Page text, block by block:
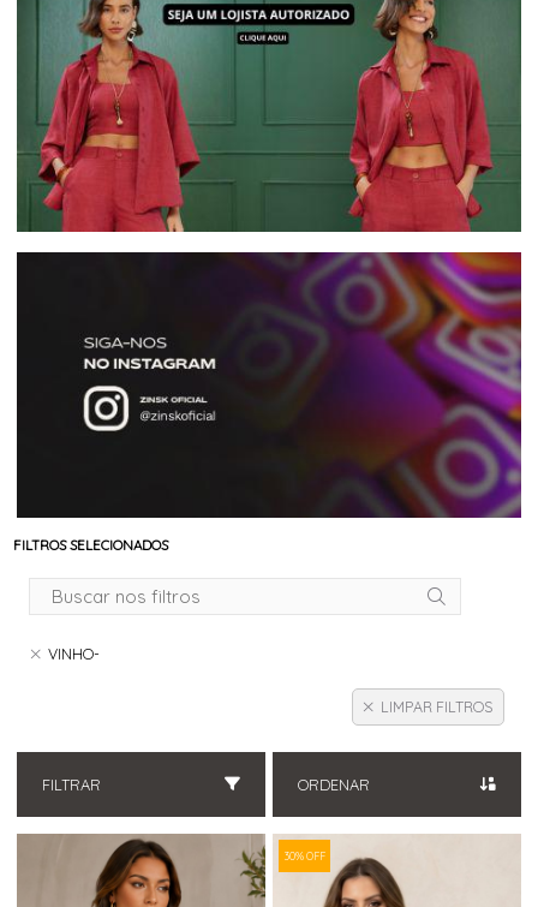
FILTROS SELECIONADOS
VINHO-
LIMPAR FILTROS
FILTRAR ORDENAR
30% OFF